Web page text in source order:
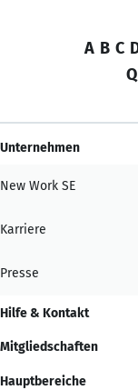
A B C
Q
Unternehmen
New Work SE
Karriere
Presse
Hilfe & Kontakt
Mitgliedschaften
Hauptbereiche